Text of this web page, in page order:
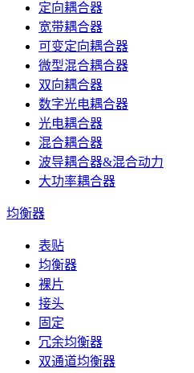
定向耦合器
宽带耦合器
可变定向耦合器
微型混合耦合器
双向耦合器
数字光电耦合器
光电耦合器
混合耦合器
波导耦合器&混合动力
大功率耦合器
均衡器
表贴
均衡器
裸片
接头
固定
冗余均衡器
双通道均衡器